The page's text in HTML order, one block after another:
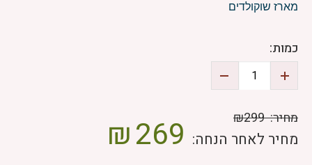
מארז שוקולדים
כמות:
מחיר:₪299
מחיר לאחר הנחה: 269
₪